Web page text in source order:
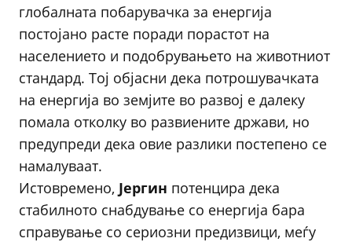
глобалната побарувачка за енергија
постојано расте поради порастот на
населението и подобрувањето на животниот
стандард. Тој објасни дека потрошувачката
на енергија во земјите во развој е далеку
помала отколку во развиените држави, но
предупреди дека овие разлики постепено се
намалуваат.
Истовремено, Јергин потенцира дека
стабилното снабдување со енергија бара
справување со сериозни предизвици, меѓу